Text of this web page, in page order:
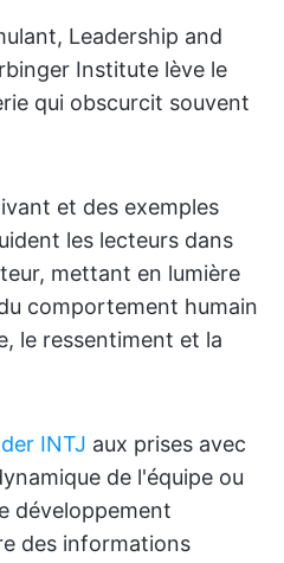
Leadership and
Institute lève le
qui obscurcit souvent
et des exemples
les lecteurs dans
mettant en lumière
comportement humain
le ressentiment et la
INTJ aux prises avec
de l'équipe ou
développement
des informations